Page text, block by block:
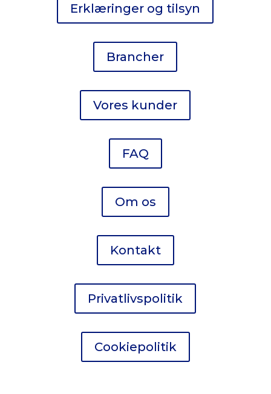
Erklæringer og tilsyn
Brancher
Vores kunder
FAQ
Om os
Kontakt
Privatlivspolitik
Cookiepolitik